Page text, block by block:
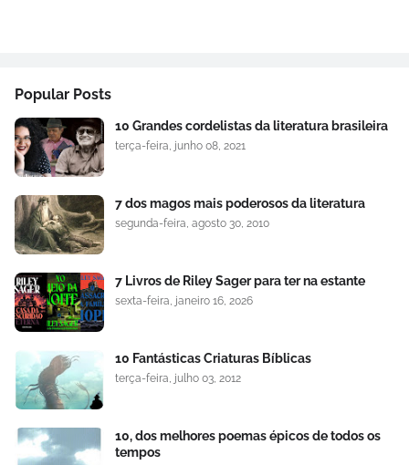
Popular Posts
10 Grandes cordelistas da literatura brasileira
terça-feira, junho 08, 2021
7 dos magos mais poderosos da literatura
segunda-feira, agosto 30, 2010
7 Livros de Riley Sager para ter na estante
sexta-feira, janeiro 16, 2026
10 Fantásticas Criaturas Bíblicas
terça-feira, julho 03, 2012
10, dos melhores poemas épicos de todos os
tempos